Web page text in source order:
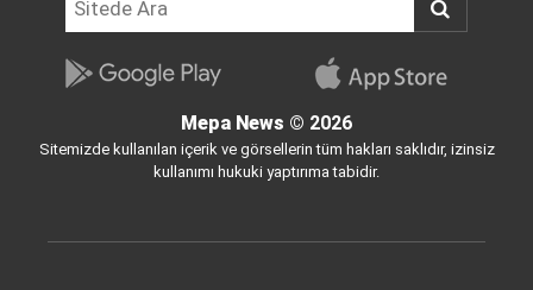
Mepa News © 2026
Sitemizde kullanılan içerik ve görsellerin tüm hakları saklıdır, izinsiz
kullanımı hukuki yaptırıma tabidir.